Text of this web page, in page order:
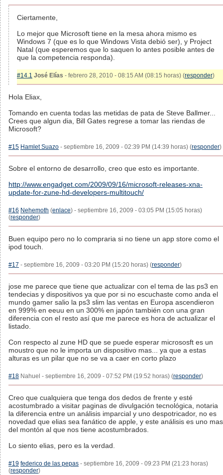
Ciertamente,
Lo mejor que Microsoft tiene en la mesa ahora mismo es
Windows 7 (que es lo que Windows Vista debió ser), y Project
Natal (que esperemos que lo saquen lo antes posible antes de
que la competencia responda).
#14.1 José Elías - febrero 28, 2010 - 08:15 AM (08:15 horas) (responder)
Hola Eliax,
Tomando en cuenta todas las metidas de pata de Steve Ballmer...
Crees que algun dia, Bill Gates regrese a tomar las riendas de
Microsoft?
#15 Hamlet Suazo - septiembre 16, 2009 - 02:39 PM (14:39 horas) (responder)
Sobre el entorno de desarrollo, creo que esto es importante.
http://www.engadget.com/2009/09/16/microsoft-releases-xna-
update-for-zune-hd-developers-multitouch/
#16 Nehemoth (enlace) - septiembre 16, 2009 - 03:05 PM (15:05 horas)
(responder)
Buen equipo pero no lo compraria si no tiene un app store como el
ipod touch.
#17 - septiembre 16, 2009 - 03:20 PM (15:20 horas) (responder)
jose me parece que tiene que actualizar con el tema de las ps3 en
tendecias y dispositivos ya que por si no escuchaste como anda el
mundo gamer salio la ps3 slim las ventas en Europa ascendieron
en 999% en eeuu en un 300% en japón también con una gran
diferencia con el resto así que me parece es hora de actualizar el
listado.
Con respecto al zune HD que se puede esperar micrososft es un
moustro que no le importa un dispositivo mas... ya que a estas
alturas es un pilar que no se va a caer en corto plazo
#18 Nahuel - septiembre 16, 2009 - 07:52 PM (19:52 horas) (responder)
Creo que cualquiera que tenga dos dedos de frente y esté
acostumbrado a visitar paginas de divulgación tecnológica, notaria
la diferencia entre un análisis imparcial y uno despotricador, no es
novedad que elias sea fanático de apple, y este análisis es uno mas
del montón al que nos tiene acostumbrados.
Lo siento elias, pero es la verdad.
#19 federico de las pepas - septiembre 16, 2009 - 09:23 PM (21:23 horas)
(responder)